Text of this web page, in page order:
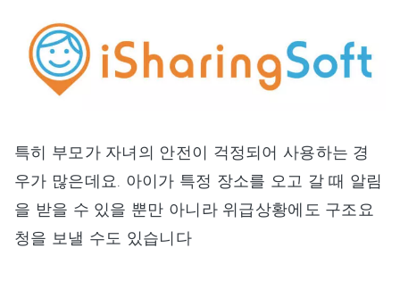
특히 부모가 자녀의 안전이 걱정되어 사용하는 경
우가 많은데요. 아이가 특정 장소를 오고 갈 때 알림
을 받을 수 있을 뿐만 아니라 위급상황에도 구조요
청을 보낼 수도 있습니다